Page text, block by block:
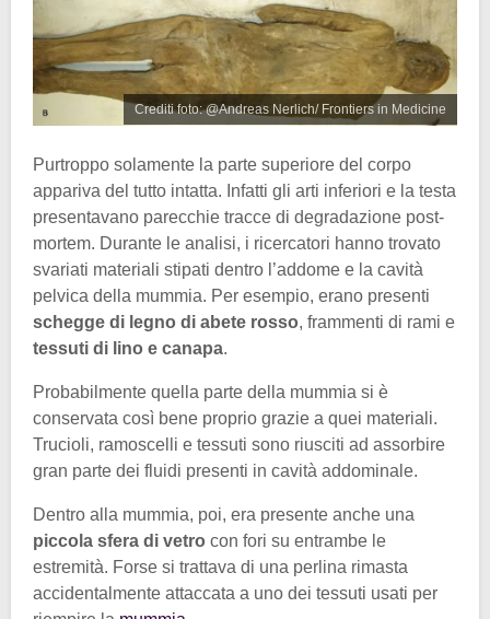
Crediti foto: @Andreas Nerlich/ Frontiers in Medicine
Purtroppo solamente la parte superiore del corpo
appariva del tutto intatta. Infatti gli arti inferiori e la testa
presentavano parecchie tracce di degradazione post-
mortem. Durante le analisi, i ricercatori hanno trovato
svariati materiali stipati dentro l’addome e la cavità
pelvica della mummia. Per esempio, erano presenti
schegge di legno di abete rosso, frammenti di rami e
tessuti di lino e canapa.
Probabilmente quella parte della mummia si è
conservata così bene proprio grazie a quei materiali.
Trucioli, ramoscelli e tessuti sono riusciti ad assorbire
gran parte dei fluidi presenti in cavità addominale.
Dentro alla mummia, poi, era presente anche una
piccola sfera di vetro con fori su entrambe le
estremità. Forse si trattava di una perlina rimasta
accidentalmente attaccata a uno dei tessuti usati per